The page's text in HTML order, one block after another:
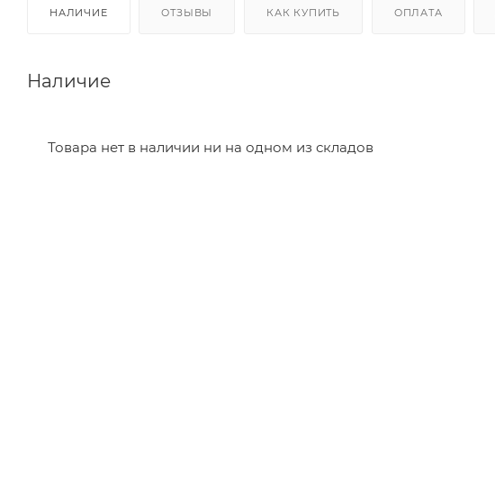
НАЛИЧИЕ ОТЗЫВЫ КАК КУПИТЬ ОПЛАТА
Наличие
Товара нет в наличии ни на одном из складов